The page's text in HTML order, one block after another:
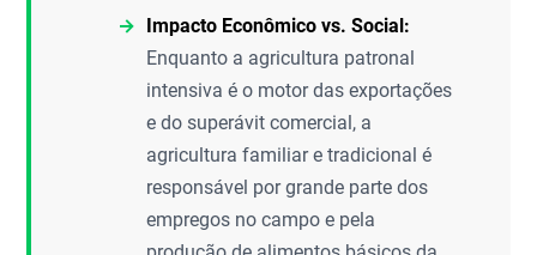
Impacto Econômico vs. Social:
Enquanto a agricultura patronal
intensiva é o motor das exportações
e do superávit comercial, a
agricultura familiar e tradicional é
responsável por grande parte dos
empregos no campo e pela